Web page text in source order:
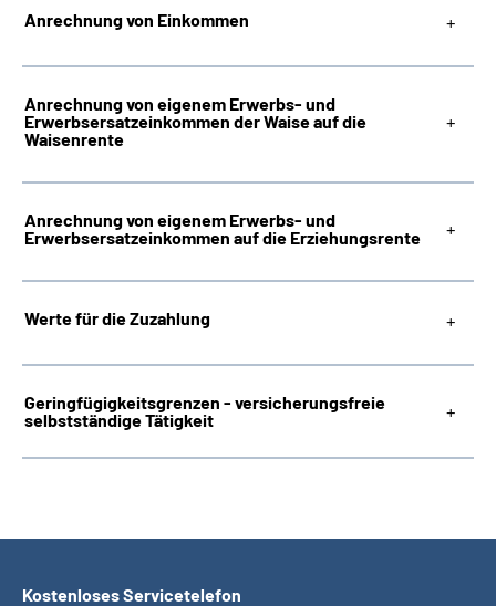
Anrechnung von Einkommen
Anrechnung von eigenem Erwerbs- und
Erwerbsersatzeinkommen der Waise auf die
Waisenrente
Anrechnung von eigenem Erwerbs- und
Erwerbsersatzeinkommen auf die Erziehungsrente
Werte für die Zuzahlung
Geringfügigkeitsgrenzen - versicherungsfreie
selbstständige Tätigkeit
Kostenloses Servicetelefon